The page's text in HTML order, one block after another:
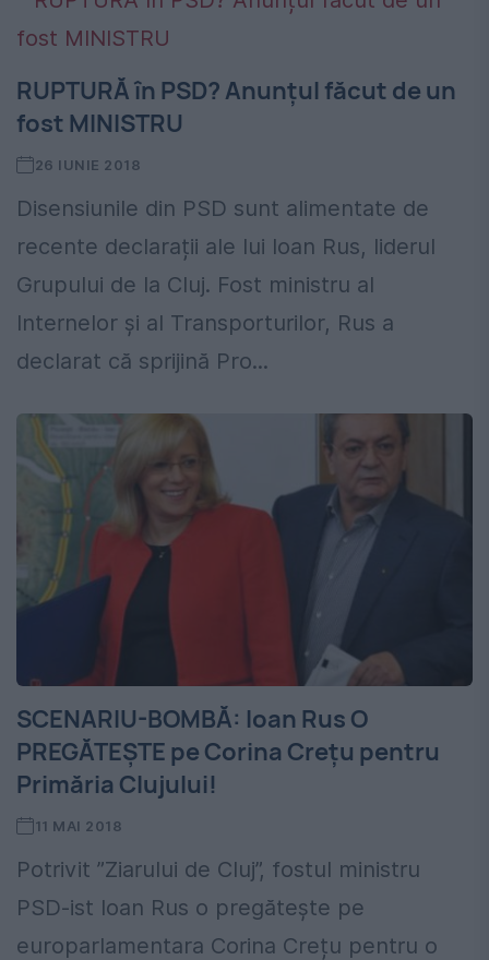
RUPTURĂ în PSD? Anunțul făcut de un
fost MINISTRU
26 IUNIE 2018
Disensiunile din PSD sunt alimentate de
recente declarații ale lui Ioan Rus, liderul
Grupului de la Cluj. Fost ministru al
Internelor și al Transporturilor, Rus a
declarat că sprijină Pro...
SCENARIU-BOMBĂ: Ioan Rus O
PREGĂTEȘTE pe Corina Crețu pentru
Primăria Clujului!
11 MAI 2018
Potrivit ”Ziarului de Cluj”, fostul ministru
PSD-ist Ioan Rus o pregătește pe
europarlamentara Corina Crețu pentru o